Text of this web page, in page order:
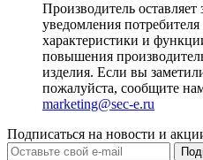
Производитель оставляет
уведомления
характеристики и
повышения
изделия. Если вы
пожалуйста, сообщите
marketing@sec-e.ru
Подписаться на новости и